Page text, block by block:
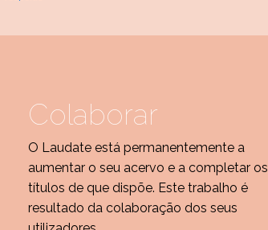
Colaborar
O Laudate está permanentemente a
aumentar o seu acervo e a completar os
títulos de que dispõe. Este trabalho é
resultado da colaboração dos seus